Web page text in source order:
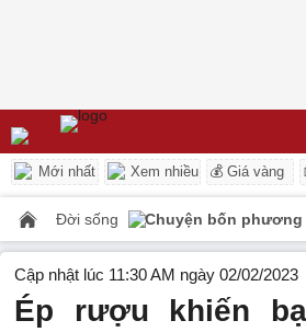
Mới nhất Xem nhiều 💰 Giá vàng
Đời sống Chuyện bốn phương
Cập nhật lúc 11:30 AM ngày 02/02/2023
Ép rượu khiến